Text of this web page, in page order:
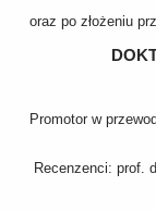
oraz po złożeniu
Promotor w
Recenzenci: prof.